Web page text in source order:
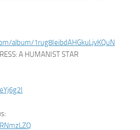
album/1rug8IeibdAHGkuLjvKQuN
A HUMANIST STAR